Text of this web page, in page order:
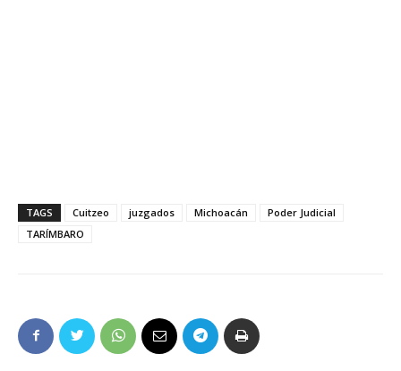
TAGS Cuitzeo juzgados Michoacán
Poder Judicial
TARÍMBARO